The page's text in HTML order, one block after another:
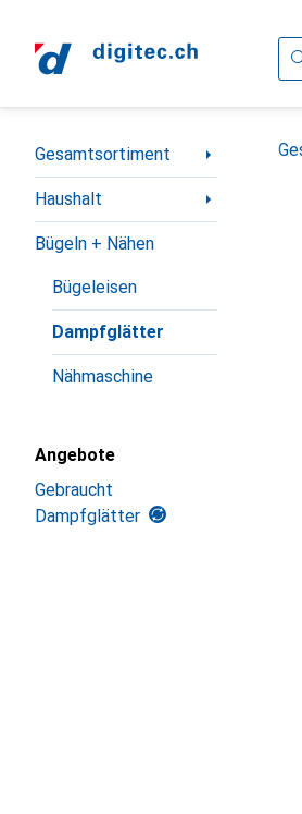
Navigation nach Kategorien
Gesamtsortiment
Haushalt
Bügeln + Nähen
Bügeleisen
Dampfglätter
Nähmaschine
Angebote
Gebraucht
Dampfglätter